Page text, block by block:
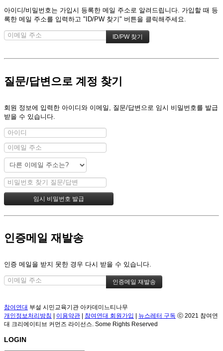
아이디/비밀번호는 가입시 등록한 메일 주소로 알려드립니다. 가입할 때 등
록한 메일 주소를 입력하고 "ID/PW 찾기" 버튼을 클릭해주세요.
질문/답변으로 계정 찾기
회원 정보에 입력한 아이디와 이메일, 질문/답변으로 임시 비밀번호를 발급
받을 수 있습니다.
인증메일 재발송
인증 메일을 받지 못한 경우 다시 받을 수 있습니다.
참여연대 부설 시민교육기관 아카데미느티나무
개인정보처리방침
이용약관 참여연대 회원가입 뉴스레터 구독 ⓒ 2021 참여연
대 크리에이티브 커먼즈 라이선스. Some Rights Reserved
LOGIN